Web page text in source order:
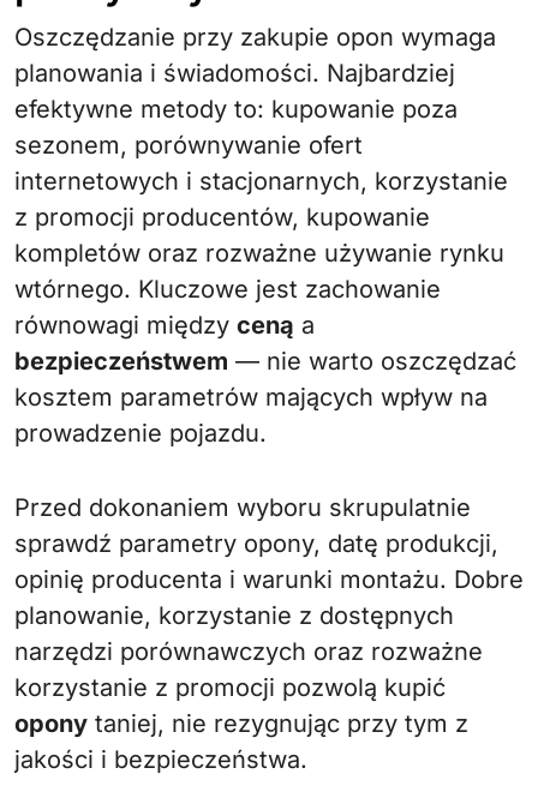
Oszczędzanie przy zakupie opon wymaga
planowania i świadomości. Najbardziej
efektywne metody to: kupowanie poza
sezonem, porównywanie ofert
internetowych i stacjonarnych, korzystanie
z promocji producentów, kupowanie
kompletów oraz rozważne używanie rynku
wtórnego. Kluczowe jest zachowanie
równowagi między ceną a
bezpieczeństwem — nie warto oszczędzać
kosztem parametrów mających wpływ na
prowadzenie pojazdu.
Przed dokonaniem wyboru skrupulatnie
sprawdź parametry opony, datę produkcji,
opinię producenta i warunki montażu. Dobre
planowanie, korzystanie z dostępnych
narzędzi porównawczych oraz rozważne
korzystanie z promocji pozwolą kupić
opony taniej, nie rezygnując przy tym z
jakości i bezpieczeństwa.